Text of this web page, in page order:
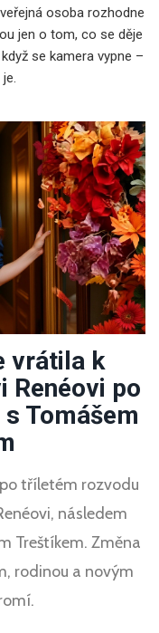
osoba rozhodne
jen o tom, co se děje
se kamera vypne –
vrátila k
Renéovi po
Tomášem
po tříletém rozvodu
následem
Treštíkem. Změna
rodinou a novým